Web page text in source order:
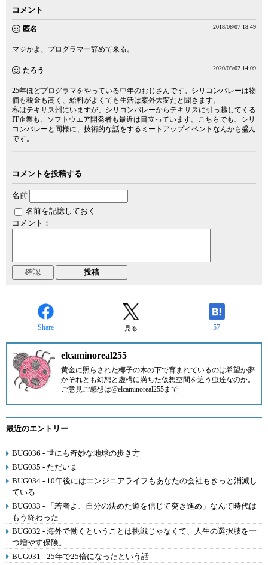
コメント
匿名 2018/08/07 18:49
マジかよ、プログラマー辞めて来る。
たろう 2020/03/02 14:09
25年ほどプログラマをやっている中年のおじさんです。シリコンバレーは物
価も税金も高く、給料がよくても生活は案外大変だと聞きます。
私はテキサス州にいますが、シリコンバレーからテキサスに引っ越してくる
IT企業も、ソフトウエア開発者も最近は目立っています。こちらでも、シリ
コンバレーと同様に、技術的な話をするミートアップイベントなんかも盛ん
です。
コメントを投稿する
名前
名前を記憶しておく
コメント：
Share 見る 57
elcaminoreal255
黄金に照らされた椰子の木の下で育まれているのは希望か夢
かそれとも幻想と虚構に満ちた仮想空間を這う虫達なのか。
ご意見ご感想は@elcaminoreal255まで
最近のエントリー
BUG036 - 世にも奇妙な地球の歩き方
BUG035 - ただいま
BUG034 - 10年後にはエンジニアライフもあなたの会社もきっと消滅し
ている
BUG033 - 「若者よ、自分の決めた道を信じて突き進め」なんて時代は
もう終わった
BUG032 - 海外で働くということは挑戦じゃなくて、人生の選択肢を一
つ増やす保険。
BUG031 - 25年で25倍になったという話